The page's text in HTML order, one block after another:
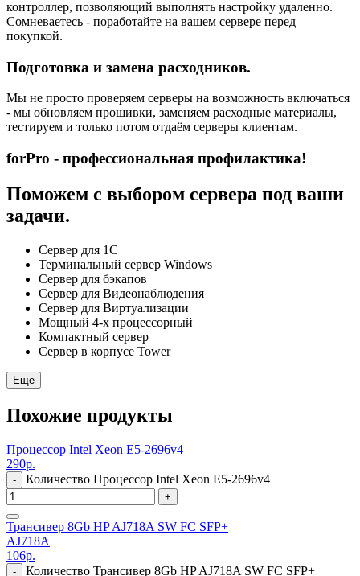
контроллер, позволяющий выполнять настройку удаленно.
Сомневаетесь - поработайте на вашем сервере перед
покупкой.
Подготовка и замена расходников.
Мы не просто проверяем серверы на возможность включаться
- мы обновляем прошивки, заменяем расходные материалы,
тестируем и только потом отдаём серверы клиентам.
forPro - профессиональная профилактика!
Поможем с выбором сервера под ваши
задачи.
Сервер для 1С
Терминальный сервер Windows
Сервер для бэкапов
Сервер для Видеонаблюдения
Сервер для Виртуализации
Мощный 4-х процессорный
Компактный сервер
Сервер в корпусе Tower
Еще
Похожие продукты
Процессор Intel Xeon E5-2696v4
290р.
- Количество Процессор Intel Xeon E5-2696v4
+
Трансивер 8Gb HP AJ718A SW FC SFP+
AJ718A
106р.
- Количество Трансивер 8Gb HP AJ718A SW FC SFP+